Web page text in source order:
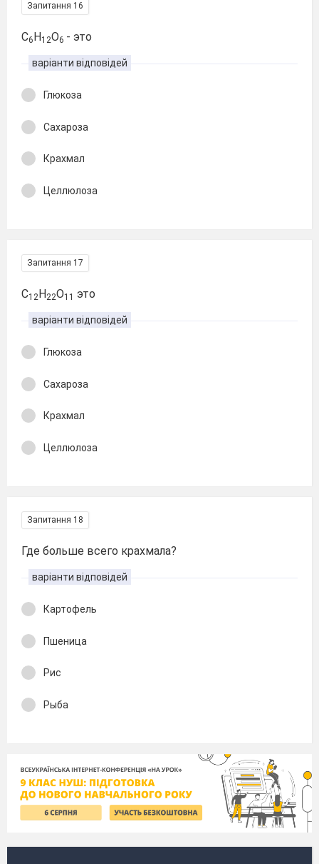
Запитання 16
С6Н12О6 - это
варіанти відповідей
Глюкоза
Сахароза
Крахмал
Целлюлоза
Запитання 17
С12Н22О11 это
варіанти відповідей
Глюкоза
Сахароза
Крахмал
Целлюлоза
Запитання 18
Где больше всего крахмала?
варіанти відповідей
Картофель
Пшеница
Рис
Рыба